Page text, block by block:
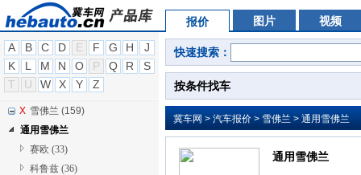
报价 图片 视频
A B C D E F G H
J
K
L M N O P Q R
S
T
U W X Y Z
W 威兹曼 (7)
W 沃尔沃 (109)
W 五菱汽车 (69)
X 雪铁龙 (146)
X 新凯 (3)
X 雪佛兰 (159)
通用雪佛兰
赛欧 (33)
科鲁兹 (36)
快速搜索：
按条件找车
冀车网 > 汽车报价 > 雪佛兰 > 通用雪佛兰
通用雪佛兰